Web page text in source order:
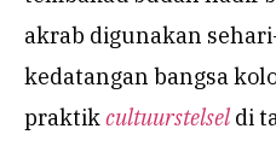
akrab digunakan
kedatangan bangsa
praktikcultuurstelseldi